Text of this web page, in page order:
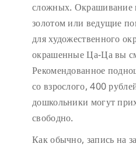
сложных. Окрашивание
золотом или ведущие
для художественного
окрашенные Ца-Ца вы
Рекомендованное
со взрослого, 400
дошкольники могут
свободно.
Как обычно, запись на